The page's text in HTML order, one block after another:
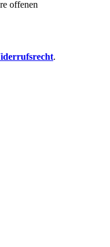
offenen
.